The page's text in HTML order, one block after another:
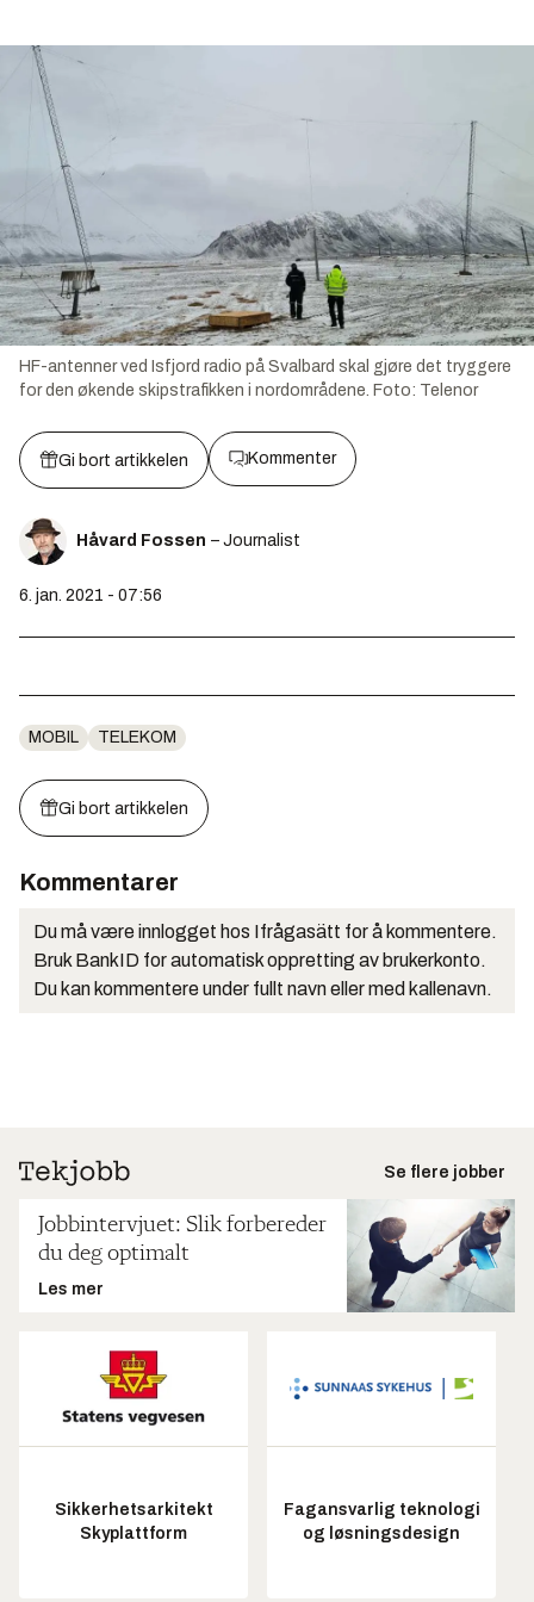
HF-antenner ved Isfjord radio på Svalbard skal gjøre det tryggere
for den økende skipstrafikken i nordområdene. Foto: Telenor
Gi bort artikkelen Kommenter
Håvard Fossen – Journalist
6. jan. 2021 - 07:56
MOBIL TELEKOM
Gi bort artikkelen
Kommentarer
Du må være innlogget hos Ifrågasätt for å kommentere.
Bruk BankID for automatisk oppretting av brukerkonto.
Du kan kommentere under fullt navn eller med kallenavn.
Se flere jobber
Jobbintervjuet: Slik forbereder
du deg optimalt
Les mer
Sikkerhetsarkitekt
Skyplattform
Fagansvarlig teknologi
og løsningsdesign